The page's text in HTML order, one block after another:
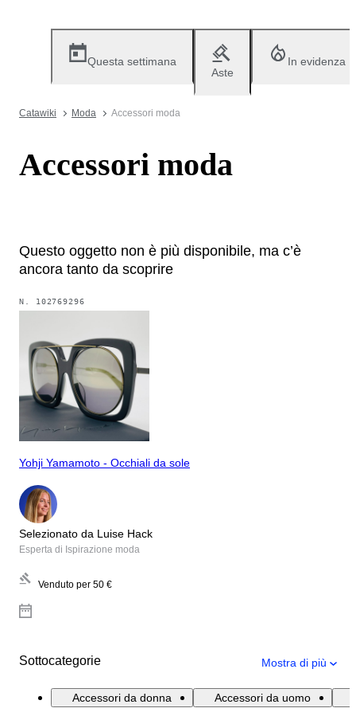
Questa settimana
Aste
In evidenza
Catawiki Moda Accessori moda
Accessori moda
Questo oggetto non è più disponibile, ma c’è
ancora tanto da scoprire
N. 102769296
Yohji Yamamoto - Occhiali da sole
Selezionato da Luise Hack
Esperta di Ispirazione moda
Venduto per 50 €
Sottocategorie Mostra di più
Accessori da donna Accessori da uomo